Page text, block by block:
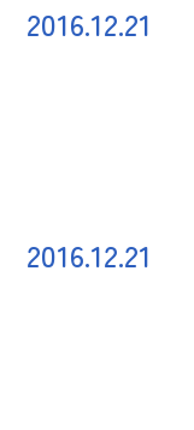
2016.12.21
2016.12.21